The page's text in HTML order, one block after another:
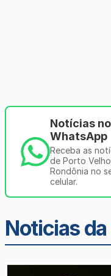
Notícias no
WhatsApp
Receba as
de Porto
Rondônia no
celular.
Noticias